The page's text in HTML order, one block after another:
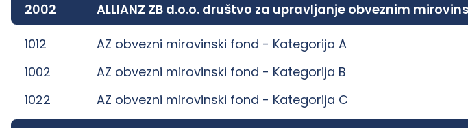
2002 ALLIANZ ZB d.o.o. društvo za upravljanje obveznim
1012 AZ obvezni mirovinski fond - Kategorija A
1002
AZ obvezni mirovinski fond - Kategorija B
1022
AZ obvezni mirovinski fond - Kategorija C